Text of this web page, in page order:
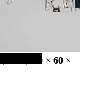
60 × 60 ×